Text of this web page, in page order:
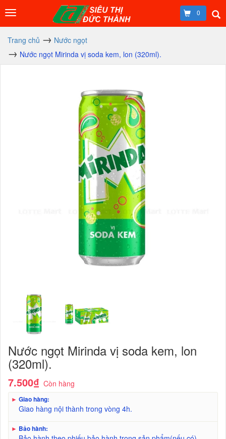
0
Trang chủ
Nước ngọt
Nước ngọt Mirinda vị soda kem, lon (320ml).
Nước ngọt Mirinda vị soda kem, lon
(320ml).
7.500₫ Còn hàng
► Giao hàng:
Giao hàng nội thành trong vòng 4h.
► Bảo hành: